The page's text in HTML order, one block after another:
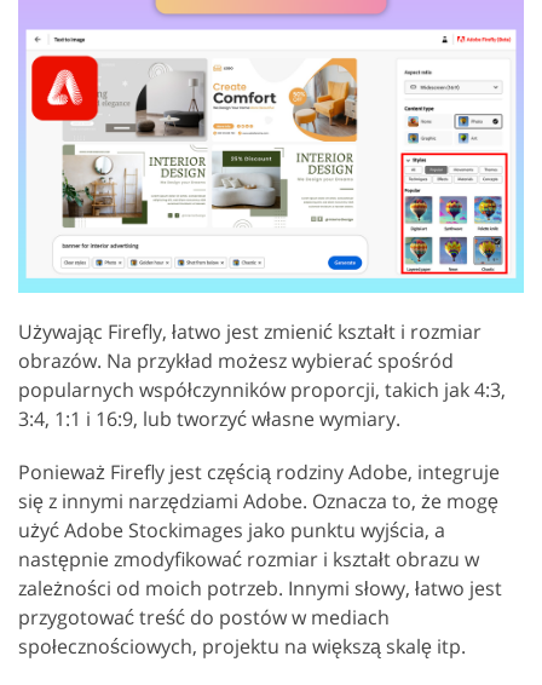
Używając Firefly, łatwo jest zmienić kształt i rozmiar
obrazów. Na przykład możesz wybierać spośród
popularnych współczynników proporcji, takich jak 4:3,
3:4, 1:1 i 16:9, lub tworzyć własne wymiary.
Ponieważ Firefly jest częścią rodziny Adobe, integruje
się z innymi narzędziami Adobe. Oznacza to, że mogę
użyć Adobe Stockimages jako punktu wyjścia, a
następnie zmodyfikować rozmiar i kształt obrazu w
zależności od moich potrzeb. Innymi słowy, łatwo jest
przygotować treść do postów w mediach
społecznościowych, projektu na większą skalę itp.